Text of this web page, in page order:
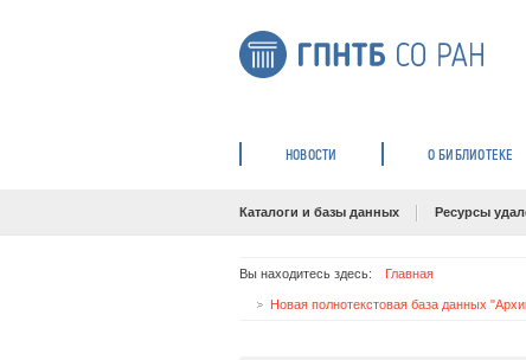
НОВОСТИ О БИБЛИОТЕКЕ
Каталоги и базы данных Ресурсы
Вы находитесь здесь: Главная
Новая полнотекстовая база данных